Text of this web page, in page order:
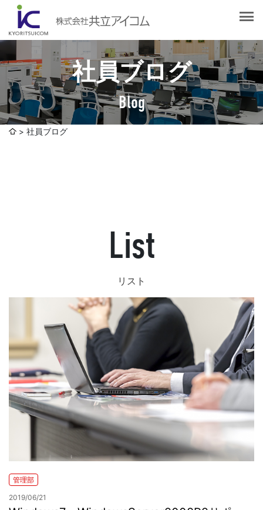
社員ブログ
Blog
会社概要
社長挨拶
企業理念
沿革
認証取得
選ばれる理由
サービス紹介
Web制作・ホームページ制作
採用情報
社員ブログ
List
リスト
管理部
2019/06/21